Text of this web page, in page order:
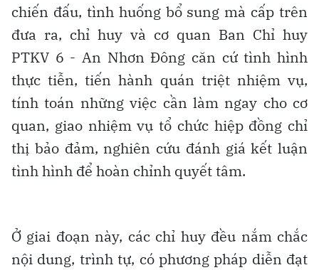
chiến đấu, tình huống bổ sung mà cấp trên
đưa ra, chỉ huy và cơ quan Ban Chỉ huy
PTKV 6 - An Nhơn Đông căn cứ tình hình
thực tiễn, tiến hành quán triệt nhiệm vụ,
tính toán những việc cần làm ngay cho cơ
quan, giao nhiệm vụ tổ chức hiệp đồng chỉ
thị bảo đảm, nghiên cứu đánh giá kết luận
tình hình để hoàn chỉnh quyết tâm.
Ở giai đoạn này, các chỉ huy đều nắm chắc
nội dung, trình tự, có phương pháp diễn đạt